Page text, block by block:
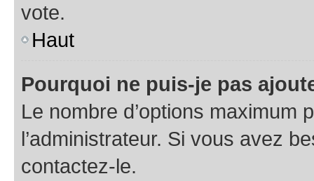
vote.
Haut
Pourquoi ne puis-je pas
Le nombre d’options maximum
l’administrateur. Si vous avez
contactez-le.